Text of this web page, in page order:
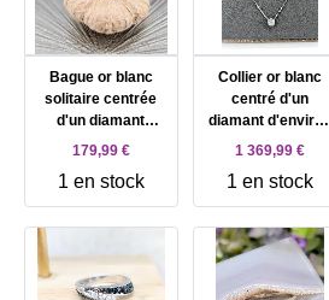
Bague or blanc
solitaire centrée
d'un diamant
d'environ 0,15ct
de petits diamants
tressées Or 375
Millième (9 CT)
179,99 €
1 en stock
Collier or blanc
centré d'un
diamant d'environ
0,50ct entouré de
750 Millième (18
CT) 4,05g
1 369,99 €
1 en stock